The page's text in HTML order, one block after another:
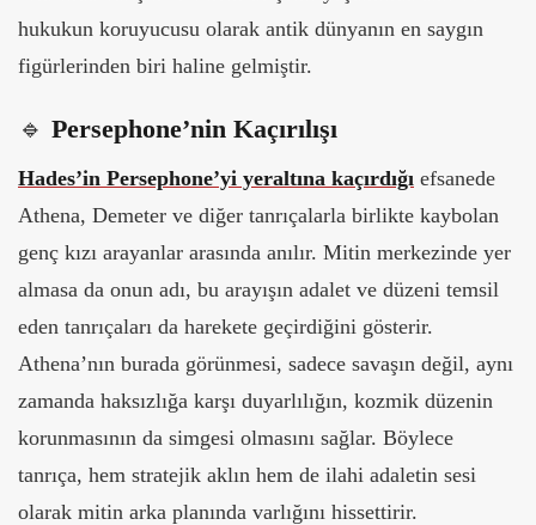
hukukun koruyucusu olarak antik dünyanın en saygın
figürlerinden biri haline gelmiştir.
🔹 Persephone’nin Kaçırılışı
Hades’in Persephone’yi yeraltına kaçırdığı efsanede
Athena, Demeter ve diğer tanrıçalarla birlikte kaybolan
genç kızı arayanlar arasında anılır. Mitin merkezinde yer
almasa da onun adı, bu arayışın adalet ve düzeni temsil
eden tanrıçaları da harekete geçirdiğini gösterir.
Athena’nın burada görünmesi, sadece savaşın değil, aynı
zamanda haksızlığa karşı duyarlılığın, kozmik düzenin
korunmasının da simgesi olmasını sağlar. Böylece
tanrıça, hem stratejik aklın hem de ilahi adaletin sesi
olarak mitin arka planında varlığını hissettirir.